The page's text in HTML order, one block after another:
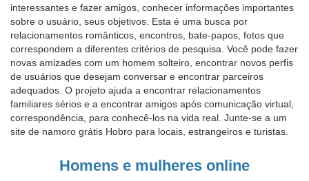
interessantes e fazer amigos, conhecer informações importantes
sobre o usuário, seus objetivos. Esta é uma busca por
relacionamentos românticos, encontros, bate-papos, fotos que
correspondem a diferentes critérios de pesquisa. Você pode fazer
novas amizades com um homem solteiro, encontrar novos perfis
de usuários que desejam conversar e encontrar parceiros
adequados. O projeto ajuda a encontrar relacionamentos
familiares sérios e a encontrar amigos após comunicação virtual,
correspondência, para conhecê-los na vida real. Junte-se a um
site de namoro grátis Hobro para locais, estrangeiros e turistas.
Homens e mulheres online